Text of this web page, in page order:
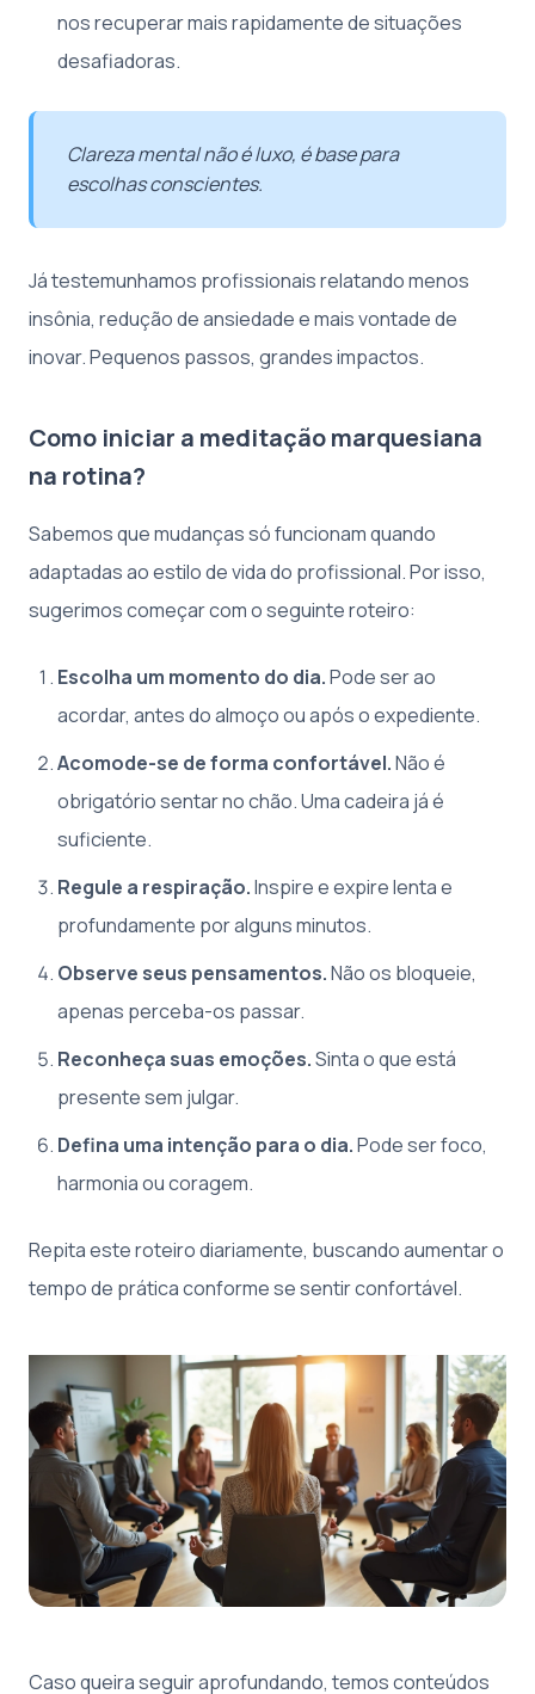
nos recuperar mais rapidamente de situações
desafiadoras.
Clareza mental não é luxo, é base para
escolhas conscientes.
Já testemunhamos profissionais relatando menos
insônia, redução de ansiedade e mais vontade de
inovar. Pequenos passos, grandes impactos.
Como iniciar a meditação marquesiana
na rotina?
Sabemos que mudanças só funcionam quando
adaptadas ao estilo de vida do profissional. Por isso,
sugerimos começar com o seguinte roteiro:
Escolha um momento do dia.Pode ser ao
acordar, antes do almoço ou após o expediente.
Acomode-se de forma confortável.Não é
obrigatório sentar no chão. Uma cadeira já é
suficiente.
Regule a respiração.Inspire e expire lenta e
profundamente por alguns minutos.
Observe seus pensamentos.Não os bloqueie,
apenas perceba-os passar.
Reconheça suas emoções.Sinta o que está
presente sem julgar.
Defina uma intenção para o dia.Pode ser foco,
harmonia ou coragem.
Repita este roteiro diariamente, buscando aumentar o
tempo de prática conforme se sentir confortável.
Caso queira seguir aprofundando, temos conteúdos